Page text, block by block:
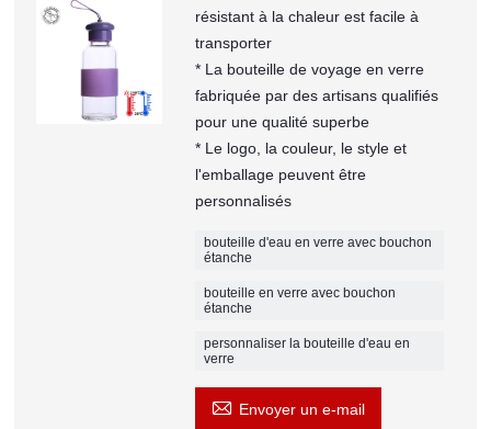
résistant à la chaleur est facile à
transporter
* La bouteille de voyage en verre
fabriquée par des artisans qualifiés
pour une qualité superbe
* Le logo, la couleur, le style et
l'emballage peuvent être
personnalisés
bouteille d'eau en verre avec bouchon
étanche
bouteille en verre avec bouchon
étanche
personnaliser la bouteille d'eau en
verre
 Envoyer un e-mail